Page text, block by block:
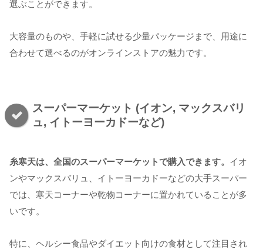
選ぶことができます。
大容量のものや、手軽に試せる少量パッケージまで、用途に
合わせて選べるのがオンラインストアの魅力です。
スーパーマーケット (イオン, マックスバリ
ュ, イトーヨーカドーなど)
糸寒天は、全国のスーパーマーケットで購入できます。 イオ
ンやマックスバリュ、イトーヨーカドーなどの大手スーパー
では、寒天コーナーや乾物コーナーに置かれていることが多
いです。
特に、ヘルシー食品やダイエット向けの食材として注目され